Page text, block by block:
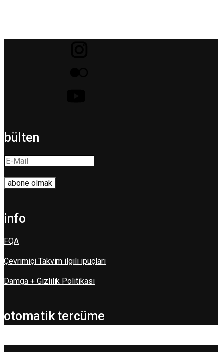
bülten
info
FQA
Çevrimiçi Takvim ilgili ipuçları
Damga + Gizlilik Politikası
otomatik tercüme